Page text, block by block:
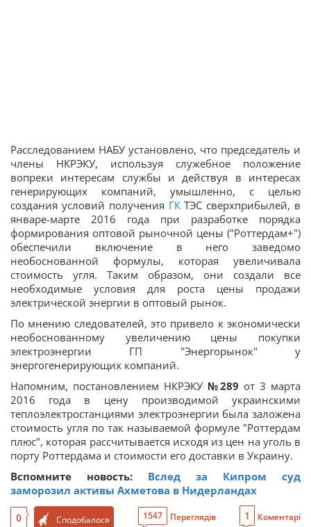
Расследованием НАБУ установлено, что председатель и
члены НКРЭКУ, используя служебное положение
вопреки интересам службы и действуя в интересах
генерирующих компаний, умышленно, с целью
создания условий получения ГКТЭС сверхприбылей, в
январе-марте 2016 года при разработке порядка
формирования оптовой рыночной цены ("Роттердам+")
обеспечили включение в него заведомо
необоснованной формулы, которая увеличивала
стоимость угля. Таким образом, они создали все
необходимые условия для роста цены продажи
электрической энергии в оптовый рынок.
По мнению следователей, это привело к экономически
необоснованному увеличению цены покупки
электроэнергии ГП "Энергорынок" у
энергогенерирующих компаний.
Напомним, постановлением НКРЭКУ №289 от 3 марта
2016 года в цену производимой украинскими
теплоэлектростанциями электроэнергии была заложена
стоимость угля по так называемой формуле "Роттердам
плюс", которая рассчитывается исходя из цен на уголь в
порту Роттердама и стоимости его доставки в Украину.
Вспомните новость: Вслед за Кипром суд
заморозил активы Ахметова в Нидерландах
0 Сподобалося 1547 Переглядів 1 Коментарі